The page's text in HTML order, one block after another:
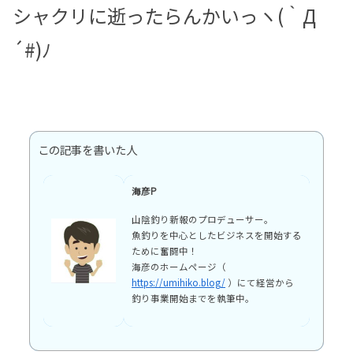
シャクリに逝ったらんかいっヽ(｀Д
´#)ﾉ
この記事を書いた人
海彦P
山陰釣り新報のプロデューサー。
魚釣りを中心としたビジネスを開始する
ために奮闘中！
海彦のホームページ（
https://umihiko.blog/ ）にて経営から
釣り事業開始までを執筆中。